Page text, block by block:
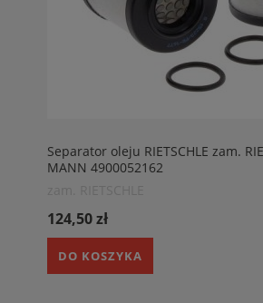
Separator oleju RIETSCHLE zam.
MANN 4900052162
124,50 zł
DO KOSZYKA